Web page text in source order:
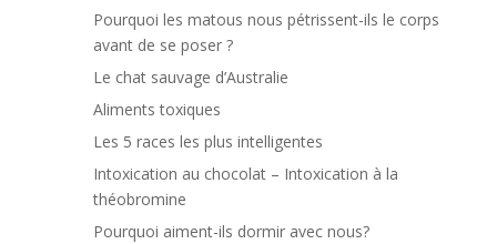
Pourquoi les matous nous pétrissent-ils le corps
avant de se poser ?
Le chat sauvage d’Australie
Aliments toxiques
Les 5 races les plus intelligentes
Intoxication au chocolat – Intoxication à la
théobromine
Pourquoi aiment-ils dormir avec nous?